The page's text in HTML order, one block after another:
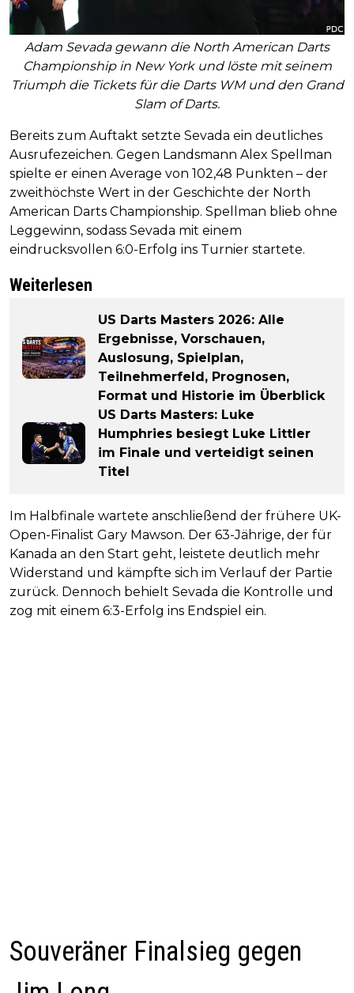
Adam Sevada gewann die North American Darts
Championship in New York und löste mit seinem
Triumph die Tickets für die Darts WM und den Grand
Slam of Darts.
Bereits zum Auftakt setzte Sevada ein deutliches
Ausrufezeichen. Gegen Landsmann Alex Spellman
spielte er einen Average von 102,48 Punkten – der
zweithöchste Wert in der Geschichte der North
American Darts Championship. Spellman blieb ohne
Leggewinn, sodass Sevada mit einem
eindrucksvollen 6:0-Erfolg ins Turnier startete.
Weiterlesen
US Darts Masters 2026: Alle
Ergebnisse, Vorschauen,
Auslosung, Spielplan,
Teilnehmerfeld, Prognosen,
Format und Historie im Überblick
US Darts Masters: Luke
Humphries besiegt Luke Littler
im Finale und verteidigt seinen
Titel
Im Halbfinale wartete anschließend der frühere UK-
Open-Finalist Gary Mawson. Der 63-Jährige, der für
Kanada an den Start geht, leistete deutlich mehr
Widerstand und kämpfte sich im Verlauf der Partie
zurück. Dennoch behielt Sevada die Kontrolle und
zog mit einem 6:3-Erfolg ins Endspiel ein.
Souveräner Finalsieg gegen